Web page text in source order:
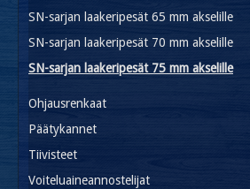
SN-sarjan laakeripesät 65 mm akselille
SN-sarjan laakeripesät 70 mm akselille
SN-sarjan laakeripesät 75 mm akselille
Ohjausrenkaat
Päätykannet
Tiivisteet
Voiteluaineannostelijat